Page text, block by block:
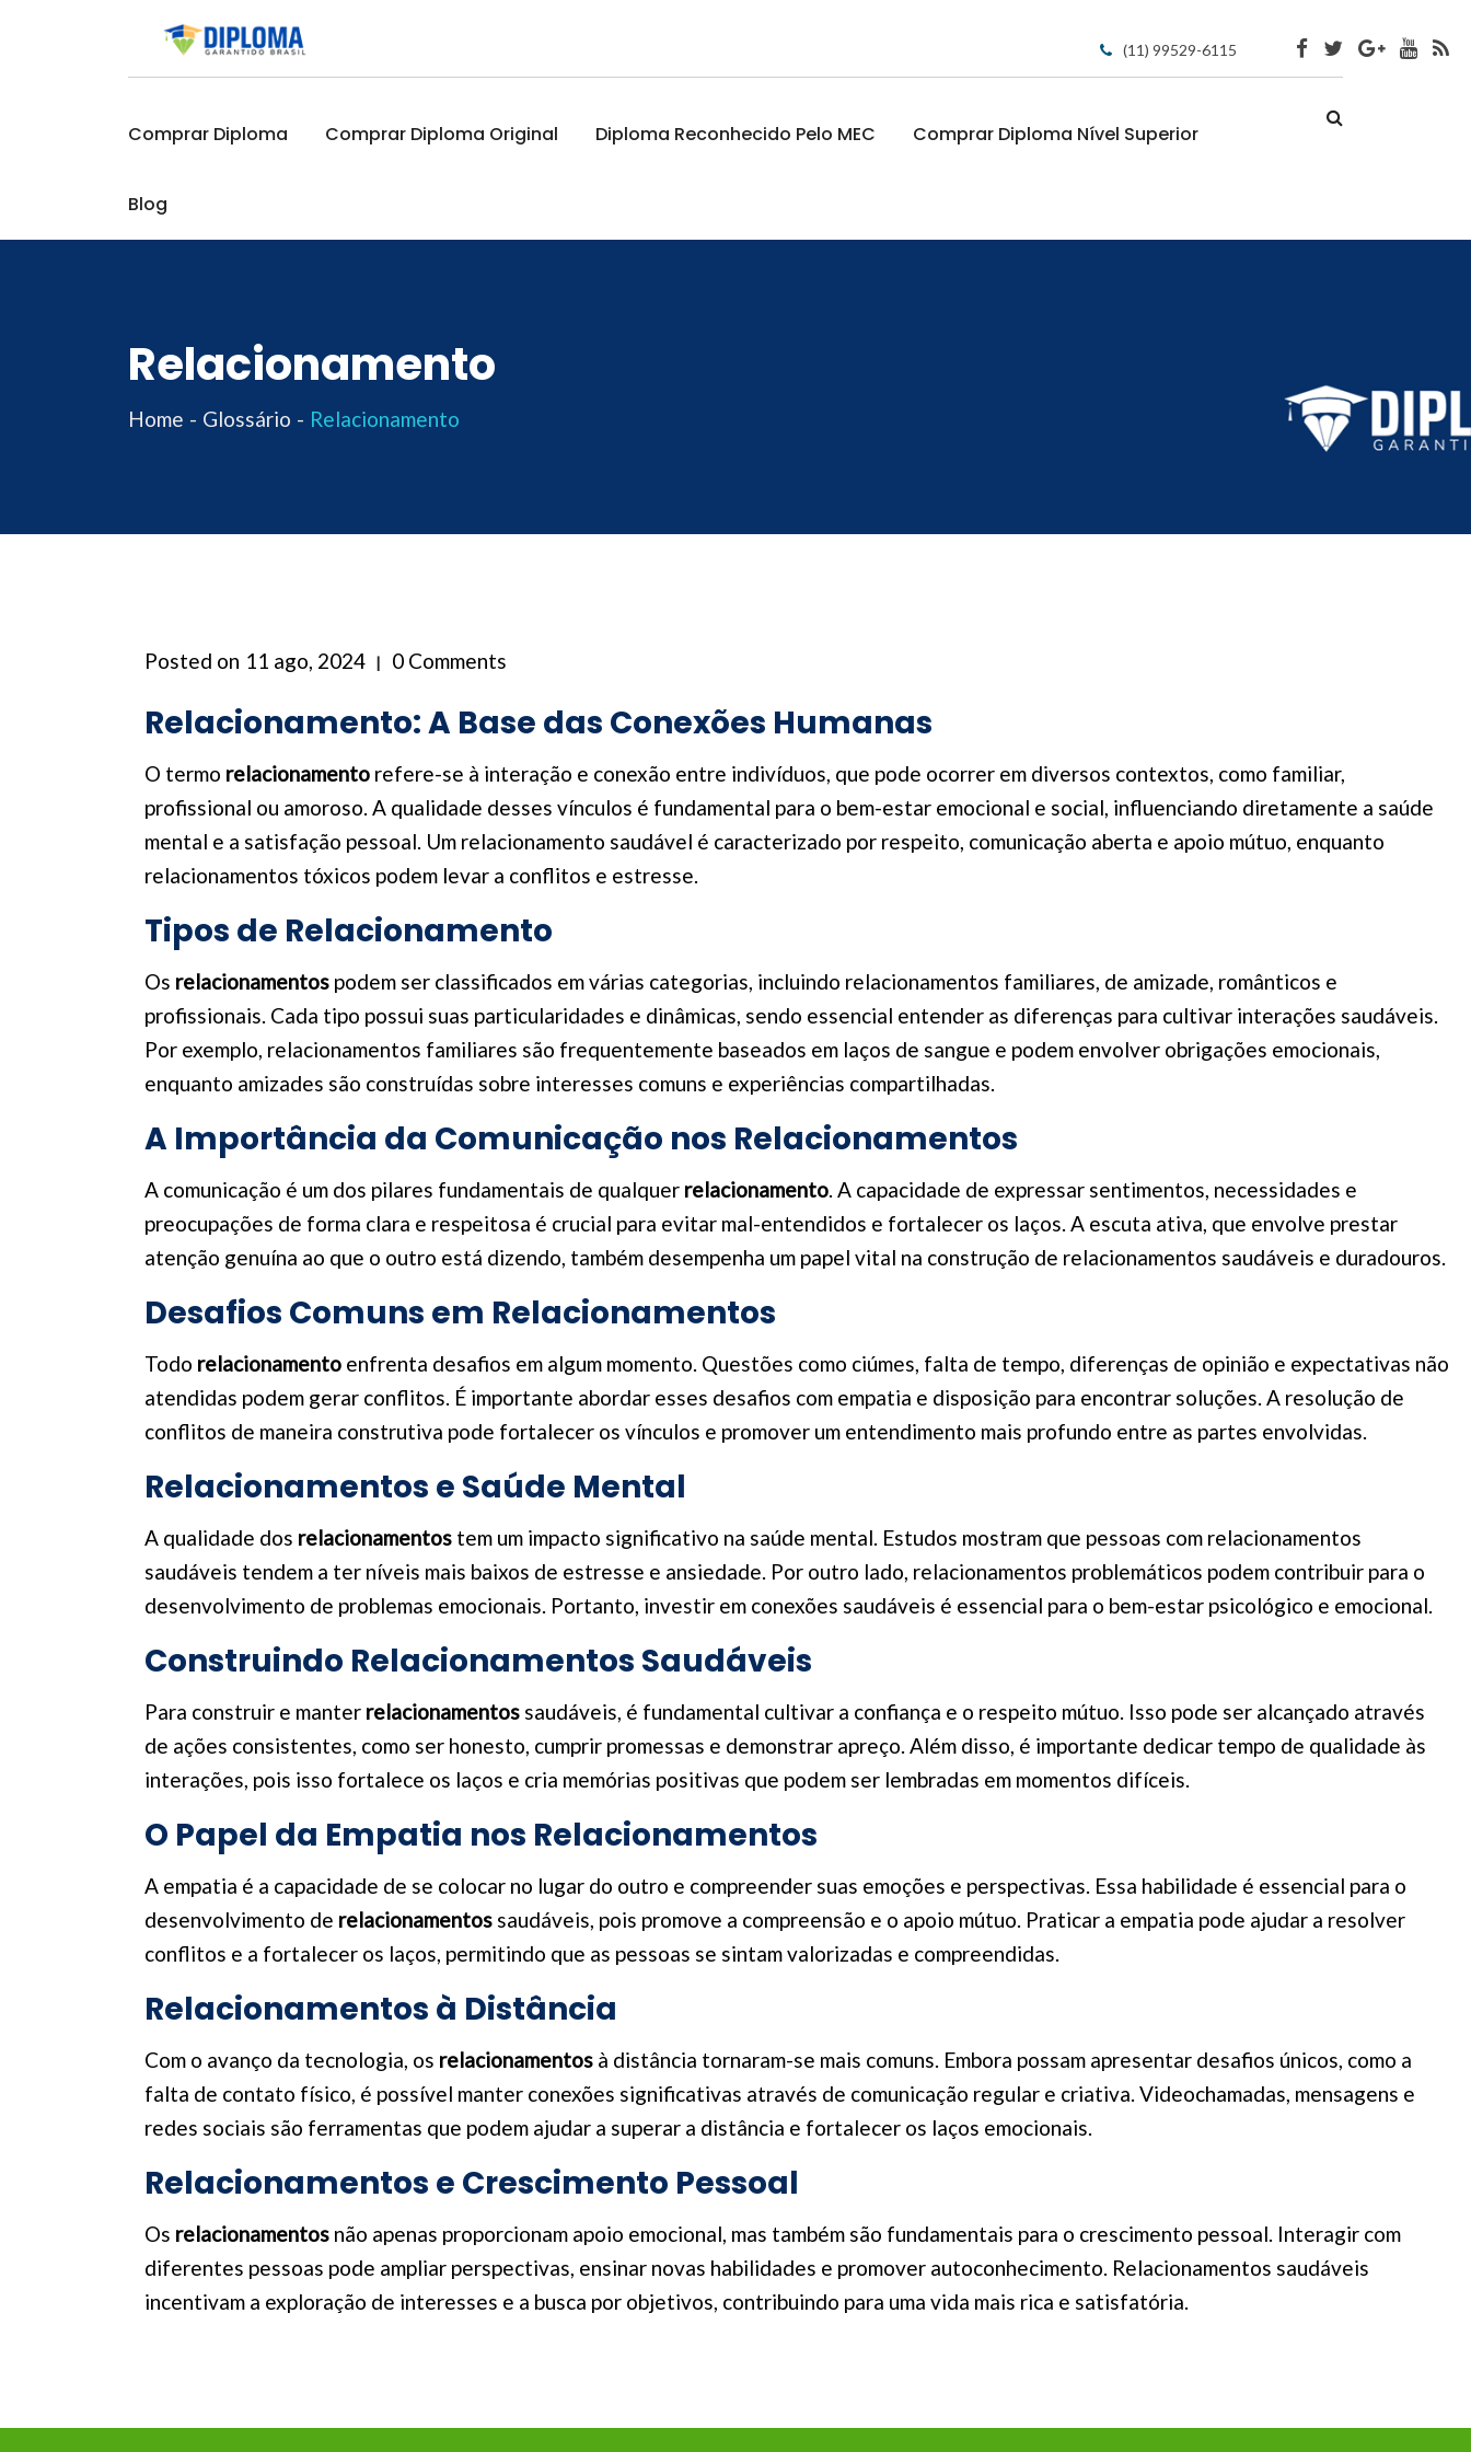
(11) 99529-6115
Comprar Diploma Comprar Diploma Original Diploma Reconhecido Pelo MEC Comprar Diploma Nível Superior
Blog
Relacionamento
Home Glossário Relacionamento
Posted on 11 ago, 2024 0 Comments
Relacionamento: A Base das Conexões Humanas
O termo relacionamento refere-se à interação e conexão entre indivíduos, que pode ocorrer em diversos contextos, como familiar,
profissional ou amoroso. A qualidade desses vínculos é fundamental para o bem-estar emocional e social, influenciando diretamente a saúde
mental e a satisfação pessoal. Um relacionamento saudável é caracterizado por respeito, comunicação aberta e apoio mútuo, enquanto
relacionamentos tóxicos podem levar a conflitos e estresse.
Tipos de Relacionamento
Os relacionamentos podem ser classificados em várias categorias, incluindo relacionamentos familiares, de amizade, românticos e
profissionais. Cada tipo possui suas particularidades e dinâmicas, sendo essencial entender as diferenças para cultivar interações saudáveis.
Por exemplo, relacionamentos familiares são frequentemente baseados em laços de sangue e podem envolver obrigações emocionais,
enquanto amizades são construídas sobre interesses comuns e experiências compartilhadas.
A Importância da Comunicação nos Relacionamentos
A comunicação é um dos pilares fundamentais de qualquer relacionamento. A capacidade de expressar sentimentos, necessidades e
preocupações de forma clara e respeitosa é crucial para evitar mal-entendidos e fortalecer os laços. A escuta ativa, que envolve prestar
atenção genuína ao que o outro está dizendo, também desempenha um papel vital na construção de relacionamentos saudáveis e duradouros.
Desafios Comuns em Relacionamentos
Todo relacionamento enfrenta desafios em algum momento. Questões como ciúmes, falta de tempo, diferenças de opinião e expectativas não
atendidas podem gerar conflitos. É importante abordar esses desafios com empatia e disposição para encontrar soluções. A resolução de
conflitos de maneira construtiva pode fortalecer os vínculos e promover um entendimento mais profundo entre as partes envolvidas.
Relacionamentos e Saúde Mental
A qualidade dos relacionamentos tem um impacto significativo na saúde mental. Estudos mostram que pessoas com relacionamentos
saudáveis tendem a ter níveis mais baixos de estresse e ansiedade. Por outro lado, relacionamentos problemáticos podem contribuir para o
desenvolvimento de problemas emocionais. Portanto, investir em conexões saudáveis é essencial para o bem-estar psicológico e emocional.
Construindo Relacionamentos Saudáveis
Para construir e manter relacionamentos saudáveis, é fundamental cultivar a confiança e o respeito mútuo. Isso pode ser alcançado através
de ações consistentes, como ser honesto, cumprir promessas e demonstrar apreço. Além disso, é importante dedicar tempo de qualidade às
interações, pois isso fortalece os laços e cria memórias positivas que podem ser lembradas em momentos difíceis.
O Papel da Empatia nos Relacionamentos
A empatia é a capacidade de se colocar no lugar do outro e compreender suas emoções e perspectivas. Essa habilidade é essencial para o
desenvolvimento de relacionamentos saudáveis, pois promove a compreensão e o apoio mútuo. Praticar a empatia pode ajudar a resolver
conflitos e a fortalecer os laços, permitindo que as pessoas se sintam valorizadas e compreendidas.
Relacionamentos à Distância
Com o avanço da tecnologia, os relacionamentos à distância tornaram-se mais comuns. Embora possam apresentar desafios únicos, como a
falta de contato físico, é possível manter conexões significativas através de comunicação regular e criativa. Videochamadas, mensagens e
redes sociais são ferramentas que podem ajudar a superar a distância e fortalecer os laços emocionais.
Relacionamentos e Crescimento Pessoal
Os relacionamentos não apenas proporcionam apoio emocional, mas também são fundamentais para o crescimento pessoal. Interagir com
diferentes pessoas pode ampliar perspectivas, ensinar novas habilidades e promover autoconhecimento. Relacionamentos saudáveis
incentivam a exploração de interesses e a busca por objetivos, contribuindo para uma vida mais rica e satisfatória.